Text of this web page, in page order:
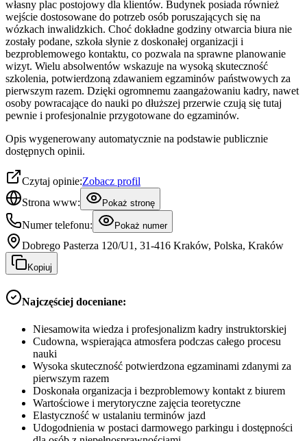
własny plac postojowy dla klientów. Budynek posiada również
wejście dostosowane do potrzeb osób poruszających się na
wózkach inwalidzkich. Choć dokładne godziny otwarcia biura nie
zostały podane, szkoła słynie z doskonałej organizacji i
bezproblemowego kontaktu, co pozwala na sprawne planowanie
wizyt. Wielu absolwentów wskazuje na wysoką skuteczność
szkolenia, potwierdzoną zdawaniem egzaminów państwowych za
pierwszym razem. Dzięki ogromnemu zaangażowaniu kadry, nawet
osoby powracające do nauki po dłuższej przerwie czują się tutaj
pewnie i profesjonalnie przygotowane do egzaminów.
Opis wygenerowany automatycznie na podstawie publicznie
dostępnych opinii.
Czytaj opinie:Zobacz profil
Strona www:
Pokaż stronę
Numer telefonu: Pokaż numer
Dobrego Pasterza 120/U1, 31-416 Kraków, Polska, Kraków
Kopiuj
Najczęściej doceniane:
Niesamowita wiedza i profesjonalizm kadry instruktorskiej
Cudowna, wspierająca atmosfera podczas całego procesu
nauki
Wysoka skuteczność potwierdzona egzaminami zdanymi za
pierwszym razem
Doskonała organizacja i bezproblemowy kontakt z biurem
Wartościowe i merytoryczne zajęcia teoretyczne
Elastyczność w ustalaniu terminów jazd
Udogodnienia w postaci darmowego parkingu i dostępności